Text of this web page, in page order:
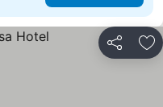
Compartir